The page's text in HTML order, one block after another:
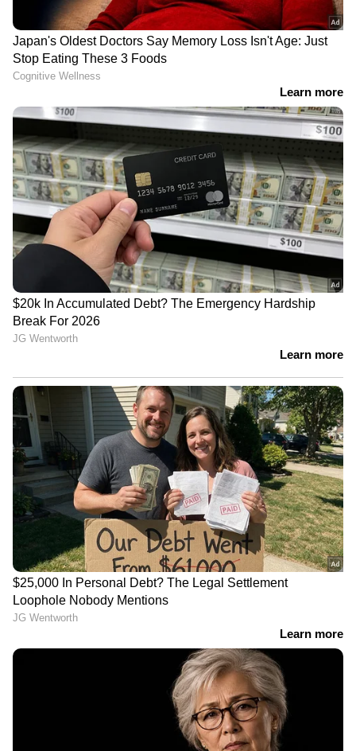
അപകടത്തെക്കുറിച്ച് തായ്ലൻഡ് പ്രധാനമന്ത്രി
ഉന്നതതല അന്വേഷണത്തിന് ഉത്തരവിട്ടിട്ടുണ്ട്.
ലെവൽ ക്രോസിംഗിലെ സുരക്ഷാ
ബാരിയറുകൾ പ്രവർത്തനരഹിതമായിരുന്നോ